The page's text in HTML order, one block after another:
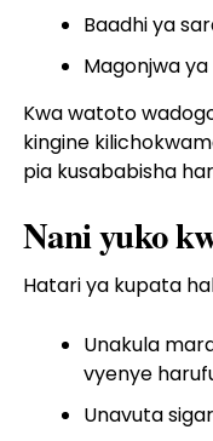
Baadhi ya
Magonjwa
Kwa watoto
kingine
pia kusababisha
Nani yuko
Hatari ya kupata
Unakula
vyenye
Unavuta